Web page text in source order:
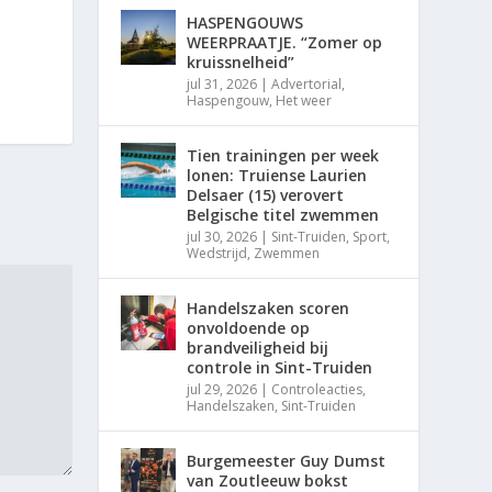
HASPENGOUWS
WEERPRAATJE. “Zomer op
kruissnelheid”
jul 31, 2026 |Advertorial,
Haspengouw, Het weer
Tien trainingen per week
lonen: Truiense Laurien
Delsaer (15) verovert
Belgische titel zwemmen
jul 30, 2026 | Sint-Truiden, Sport,
Wedstrijd, Zwemmen
Handelszaken scoren
onvoldoende op
brandveiligheid bij
controle in Sint-Truiden
jul 29, 2026 | Controleacties,
Handelszaken, Sint-Truiden
Burgemeester Guy Dumst
van Zoutleeuw bokst